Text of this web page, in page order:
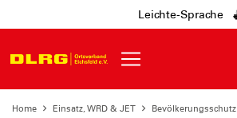
Leichte-Sprache
Home Einsatz, WRD & JET Bevölkerungsschutz